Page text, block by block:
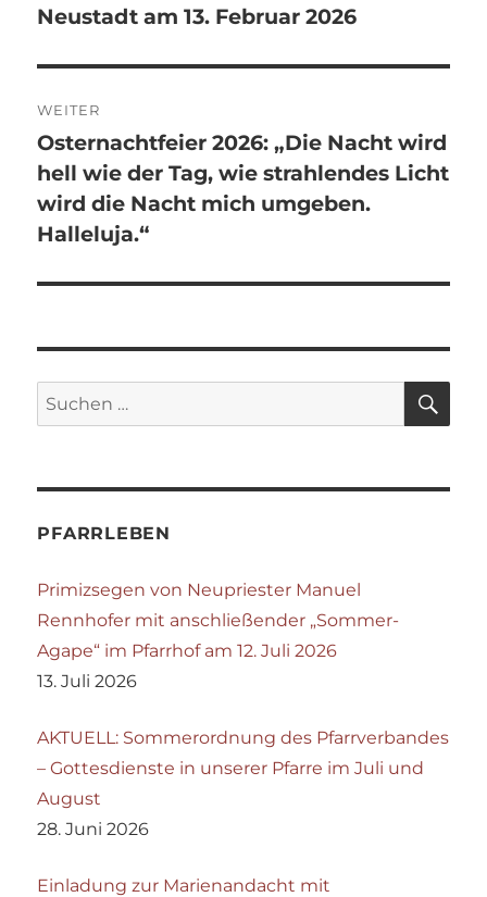
Neustadt am 13. Februar 2026
WEITER
Nächster
Beitrag:
Osternachtfeier 2026: „Die Nacht wird
hell wie der Tag, wie strahlendes Licht
wird die Nacht mich umgeben.
Halleluja.“
Suchen
nach:
PFARRLEBEN
Primizsegen von Neupriester Manuel
Rennhofer mit anschließender „Sommer-
Agape“ im Pfarrhof am 12. Juli 2026
13. Juli 2026
AKTUELL: Sommerordnung des Pfarrverbandes
– Gottesdienste in unserer Pfarre im Juli und
August
28. Juni 2026
Einladung zur Marienandacht mit